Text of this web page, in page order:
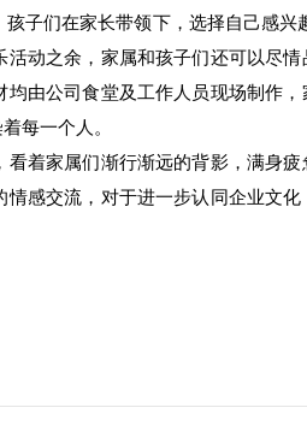
子们在家长带领下，选择自己感
动之余，家属和孩子们还可以尽
由公司食堂及工作人员现场制作
每一个人。
家属们渐行渐远的背影，满身疲
感交流，对于进一步认同企业文